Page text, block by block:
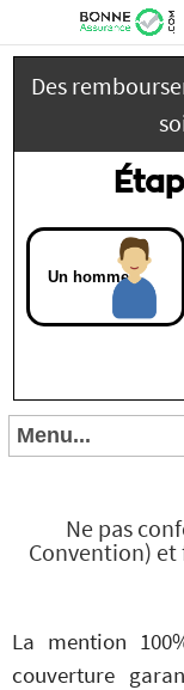
Des
Un homme
Ne pas
Convention)
La mention
couverture